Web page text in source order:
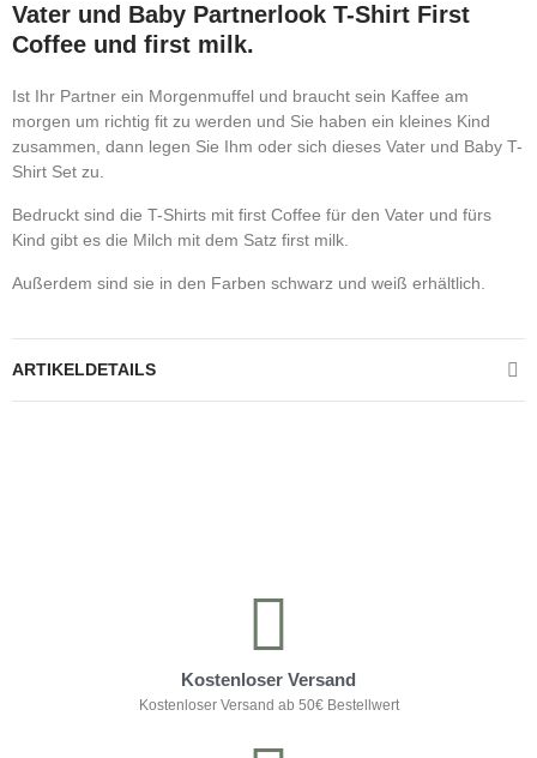
Vater und Baby Partnerlook T-Shirt First
Coffee und first milk.
Ist Ihr Partner ein Morgenmuffel und braucht sein Kaffee am
morgen um richtig fit zu werden und Sie haben ein kleines Kind
zusammen, dann legen Sie Ihm oder sich dieses Vater und Baby T-
Shirt Set zu.
Bedruckt sind die T-Shirts mit first Coffee für den Vater und fürs
Kind gibt es die Milch mit dem Satz first milk.
Außerdem sind sie in den Farben schwarz und weiß erhältlich.
ARTIKELDETAILS
Kostenloser Versand
Kostenloser Versand ab 50€ Bestellwert